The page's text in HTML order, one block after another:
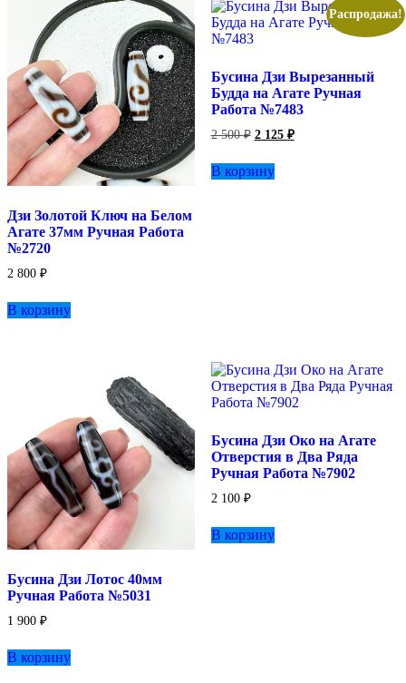
Дзи Золотой Ключ на Белом
Агате 37мм Ручная Работа
№2720
2 800 ₽
В корзину
Распродажа!
Бусина Дзи Вырезанный
Будда на Агате Ручная
Работа №7483
2 500₽ Первоначальная
2
2 125 ₽Текущая
В корзину
Бусина Дзи Лотос 40мм
Ручная Работа №5031
1 900 ₽
В корзину
Бусина Дзи Око на Агате
Отверстия в Два Ряда
Ручная Работа №7902
2 100 ₽
В корзину